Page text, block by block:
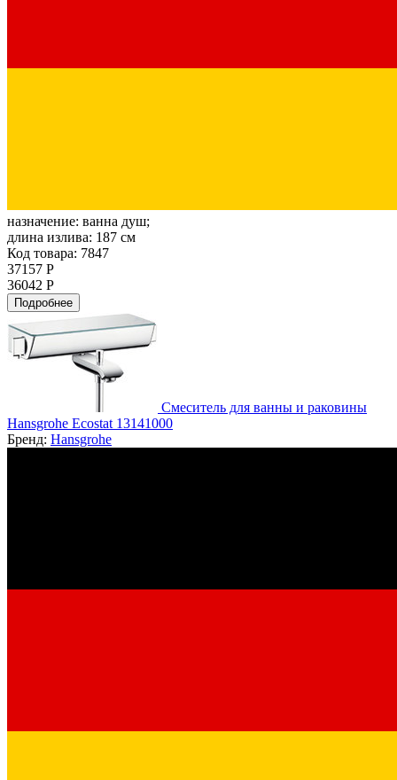
назначение: ванна душ;
длина излива: 187 см
Код товара: 7847
37157 Р
36042 Р
Подробнее
Смеситель для ванны и раковины
Hansgrohe Ecostat 13141000
Бренд: Hansgrohe